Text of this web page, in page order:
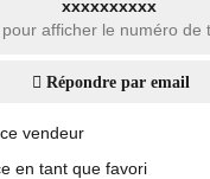
xxxxxxxxxx
afficher le numéro de
Répondre par email
vendeur
en tant que favori